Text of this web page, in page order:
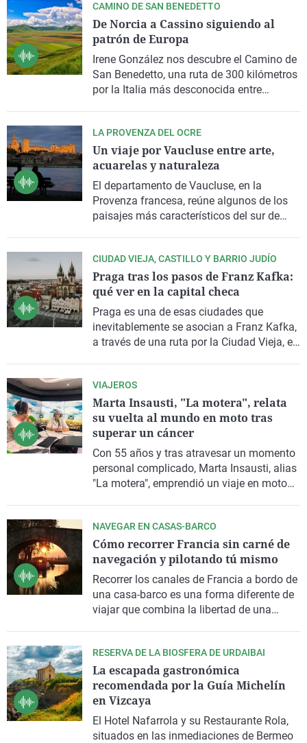
Travel Coach, durante esta entrevista en la
que propone recorrer el archipiélago a
través deexperiencias
conocer suidentidad, más allá de sus
playas, en una invitación a viajar de forma
más pausada y consciente.
CAMINO DE SAN BENEDETTO
De Norcia a Cassino siguiendo al
patrón de Europa
Irene González nos descubre el Camino de
San Benedetto, una ruta de 300 kilómetros
por la Italia más desconocida entre
Norcia, Subiaco y Cassino siguiendo los
pasos del patrón de Europa.
LA PROVENZA DEL OCRE
Un viaje por Vaucluse entre arte,
acuarelas y naturaleza
El departamento de Vaucluse, en la
Provenza francesa, reúne algunos de los
paisajes más característicos del sur de
se elaboran acuarelas utilizadas por
aficionados y artistas de todo el mundo.
Un recorrido lleno de pintura, arte y belleza
conEnrique Domínguez Uceta.
CIUDAD VIEJA, CASTILLO Y BARRIO JUDÍO
Praga tras los pasos de Franz Kafka:
qué ver en la capital checa
Praga es una de esas ciudades que
inevitablemente se asocian a Franz Kafka,
a través de una ruta por la Ciudad Vieja, el
Vieja, el Castillo, el puente de Carlos y el
barrio judío siguiendo el legado del autor
de La metamorfosis, a través de los
lugares que marcaron su vida y que hoy
forman parte del paisaje de la ciudad.
VIAJEROS
Marta Insausti, "La motera", relata
su vuelta al mundo en moto tras
superar un cáncer
Con 55 años y tras atravesar un momento
personal complicado, Marta Insausti, alias
"La motera", emprendió un viaje en moto
India. Lo que inicialmente iba a ser un
viaje de uno o dos meses acabó
convirtiéndose en unavuelta al mundo
un año, interrumpida por la pandemia y
completada finalmente en octubre de
2022.
NAVEGAR EN CASAS-BARCO
Cómo recorrer Francia sin carné de
navegación y pilotando tú mismo
Recorrer los canales de Francia a bordo de
una casa-barco es una forma diferente de
viajar que combina la libertad de una
experiencia y sabe de primera mano que
este tipo de embarcaciones pueden
pilotarsesin carnéni experiencia previa,
tras una breve formación inicial antes de
zarpar.
RESERVA DE LA BIOSFERA DE URDAIBAI
La escapada gastronómica
recomendada por la Guía Michelín
en Vizcaya
El Hotel Nafarrola y su Restaurante Rol a,
situados en las inmediaciones de Bermeo